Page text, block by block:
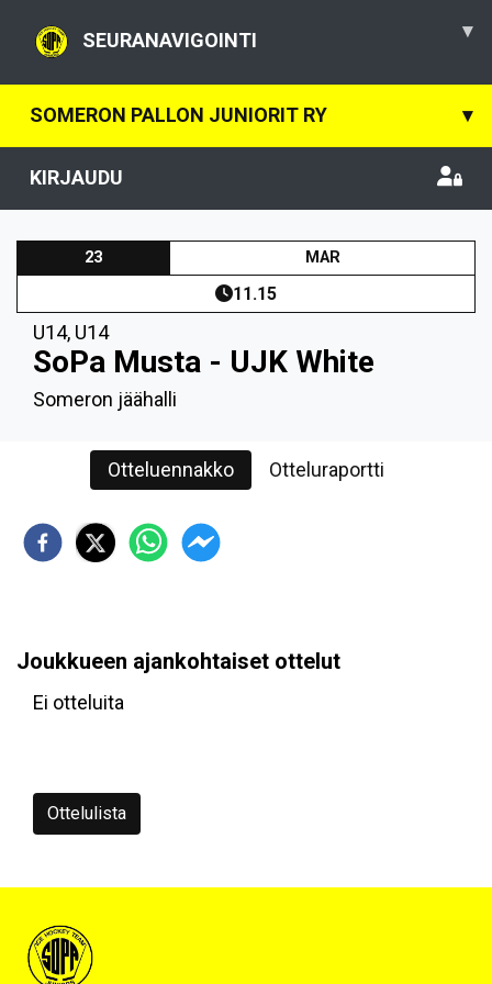
SEURANAVIGOINTI ▾
SOMERON PALLON JUNIORIT RY ▾
KIRJAUDU
23 MAR
11.15
U14, U14
SoPa Musta - UJK White
Someron jäähalli
Otteluennakko Otteluraportti
Joukkueen ajankohtaiset ottelut
Ei otteluita
Ottelulista